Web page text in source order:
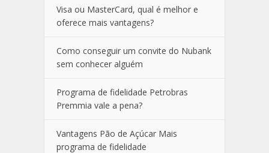
Visa ou MasterCard, qual é melhor e
oferece mais vantagens?
Como conseguir um convite do Nubank
sem conhecer alguém
Programa de fidelidade Petrobras
Premmia vale a pena?
Vantagens Pão de Açúcar Mais
programa de fidelidade